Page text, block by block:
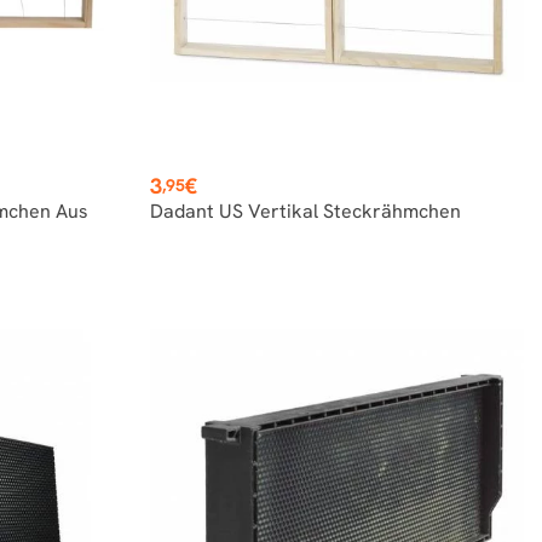
Aus
Preis
3,95€
Dadant US Vertikal Steckrähmchen